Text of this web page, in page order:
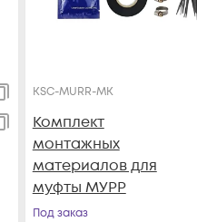
KSC-MURR-MK
Комплект
монтажных
материалов для
муфты МУРР
Под заказ